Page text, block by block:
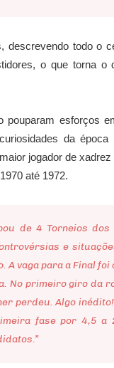
todo o
o que torna o
esforços
da
jogador de
até 1972.
de 4 Torneios
e
vaga para a Final
No primeiro giro da
perdeu. Algo
fase por 4,5 a